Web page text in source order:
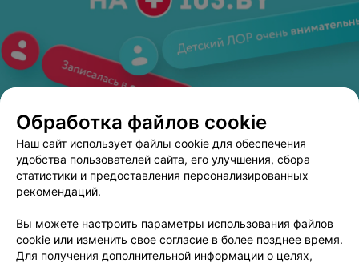
ЭФФЕКТИВНАЯ РЕКЛАМА НА САЙТЕ
МЕДИЦИНСКИЙ ЦЕНТР
3.4 Марк Эстетик
Отзыв . Была на лазерной эпиляции у Татьяны. До этого
была 5 раз у других мастеров. Татьяна лучший
специалист: 1. Для каждой области использует новый
Обработка файлов cookie
Наш сайт использует файлы cookie для обеспечения
удобства пользователей сайта, его улучшения, сбора
статистики и предоставления персонализированных
рекомендаций.
Вы можете настроить параметры использования файлов
cookie или изменить свое согласие в более позднее время.
Для получения дополнительной информации о целях,